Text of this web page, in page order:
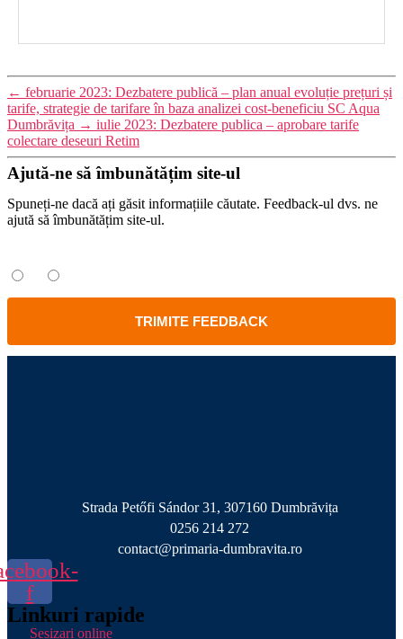
← februarie 2023: Dezbatere publică – plan anual evoluție prețuri și
tarife, strategie de tarifare în baza analizei cost-beneficiu SC Aqua
Dumbrăvița → iulie 2023: Dezbatere publica – aprobare tarife
colectare deseuri Retim
Ajută-ne să îmbunătățim site-ul
Spuneți-ne dacă ați găsit informațiile căutate. Feedback-ul dvs. ne
ajută să îmbunătățim site-ul.
TRIMITE FEEDBACK
Strada Petőfi Sándor 31, 307160 Dumbrăvița
0256 214 272
contact@primaria-dumbravita.ro
f
Linkuri rapide
Sesizari online